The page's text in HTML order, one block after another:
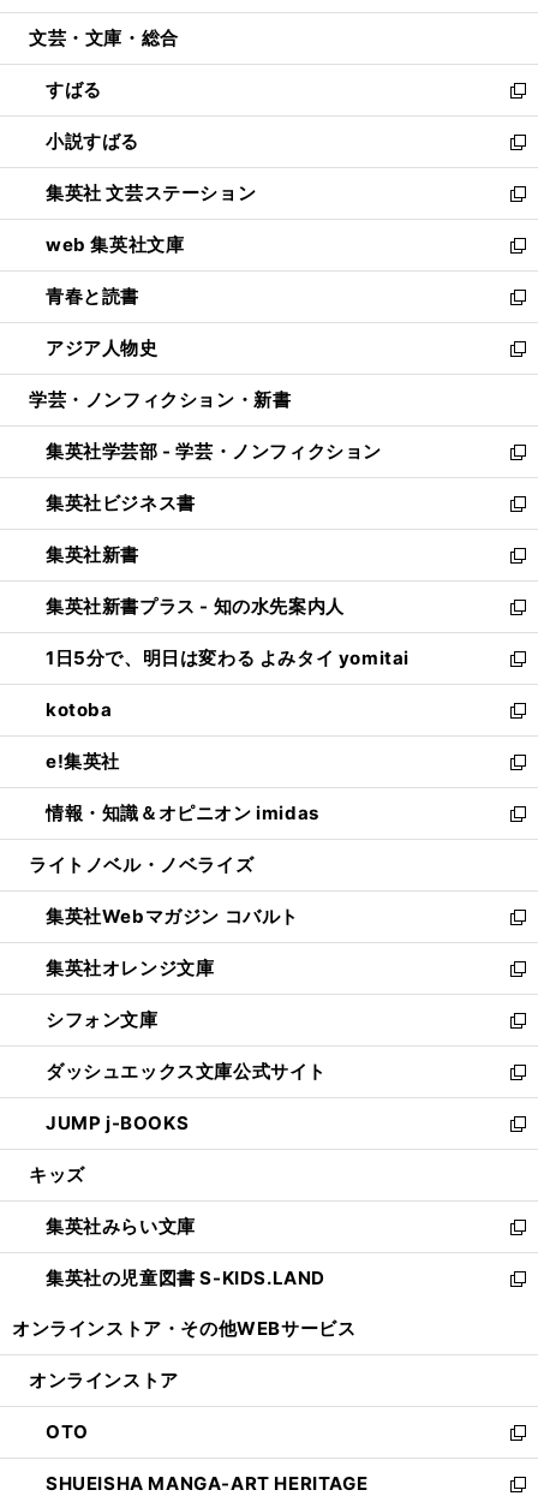
開
ウ
開
く
ン
ウ
で
開
く
ウ
ン
ド
ウ
で
開
く
文芸・文庫・総合
すばる
新
し
い
ウ
ィ
ン
ド
ウ
で
開
く
小説すばる
新
し
い
ウ
ィ
ン
ド
ウ
で
開
集英社 文芸ステーション
新
し
い
ウ
ィ
ン
ド
ウ
開
く
web 集英社文庫
新
し
い
ウ
ィ
ン
ウ
で
開
く
青春と読書
新
し
い
ウ
ン
ド
ウ
で
開
く
アジア人物史
新
し
ウ
ィ
ン
ド
ウ
で
開
く
学芸・ノンフィクション・新書
集英社学芸部 - 学芸・ノンフィクション
新
し
い
ウ
ィ
ン
ド
ウ
で
開
く
集英社ビジネス書
新
し
い
ウ
ィ
ン
ド
ウ
で
開
く
集英社新書
新
し
い
ウ
ィ
ン
ド
ウ
で
開
く
集英社新書プラス - 知の水先案内人
新
し
い
ウ
ィ
ン
ド
ウ
で
開
1日5分で、明日は変わる よみタイ yomitai
新
し
い
ウ
ィ
ン
ド
ウ
開
く
kotoba
新
し
い
ウ
ィ
ン
ウ
で
開
く
e!集英社
新
し
い
ウ
ン
ド
ウ
で
開
く
情報・知識＆オピニオン imidas
新
し
ウ
ィ
ン
ド
ウ
で
開
く
ライトノベル・ノベライズ
集英社Webマガジン コバルト
新
し
い
ウ
ィ
ン
ド
ウ
で
開
集英社オレンジ文庫
新
し
い
ウ
ィ
ン
ド
ウ
開
く
シフォン文庫
新
し
い
ウ
ィ
ン
ウ
で
開
く
ダッシュエックス文庫公式サイト
新
し
い
ウ
ン
ド
ウ
で
JUMP j-BOOKS
新
し
ウ
ィ
ン
ド
開
キッズ
集英社みらい文庫
新
し
い
ン
ウ
で
開
く
集英社の児童図書 S-KIDS.LAND
新
ウ
ン
ド
ウ
で
オンラインストア・ その他WEBサービス
オンラインストア
OTO
新
し
い
SHUEISHA MANGA-ART HERITAGE
新